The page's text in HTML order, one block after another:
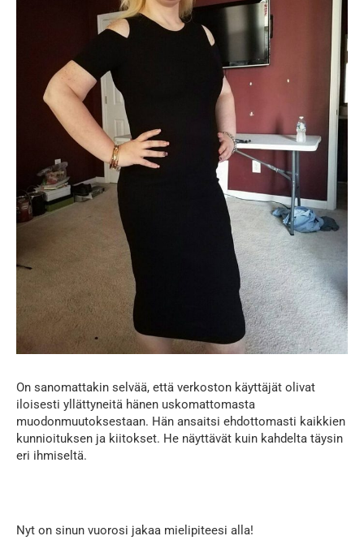
On sanomattakin selvää, että verkoston käyttäjät olivat
iloisesti yllättyneitä hänen uskomattomasta
muodonmuutoksestaan. Hän ansaitsi ehdottomasti kaikkien
kunnioituksen ja kiitokset. He näyttävät kuin kahdelta täysin
eri ihmiseltä.
Nyt on sinun vuorosi jakaa mielipiteesi alla!